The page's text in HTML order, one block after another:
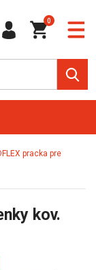
0
pracka pre
kov.